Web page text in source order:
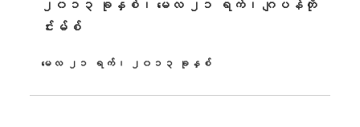
၂၀၁၃ ခုနှစ်၊ မေလ ၂၁ ရက်၊ ဂျပန်တို
င်းမ်စ်
ထုတ်ဝေခဲ့သည်။
မေလ ၂၁ ရက်၊ ၂၀၁၃ ခုနှစ်